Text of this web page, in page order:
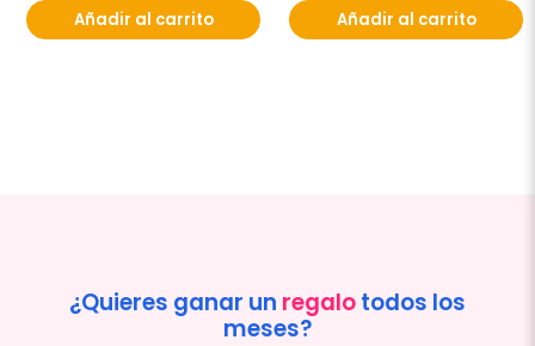
Añadir al carrito Añadir al carrito
¿Quieres ganar un regalotodos los
meses?